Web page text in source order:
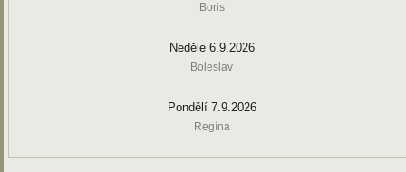
Boris
Neděle 6.9.2026
Boleslav
Pondělí 7.9.2026
Regína